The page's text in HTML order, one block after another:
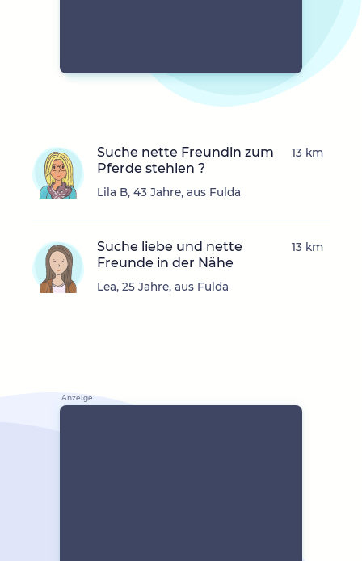
Suche nette Freundin zum
Pferde stehlen ?
Lila B, 43 Jahre, aus Fulda
13 km
Suche liebe und nette
Freunde in der Nähe
Lea, 25 Jahre, aus Fulda
13 km